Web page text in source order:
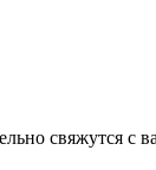
свяжутся с